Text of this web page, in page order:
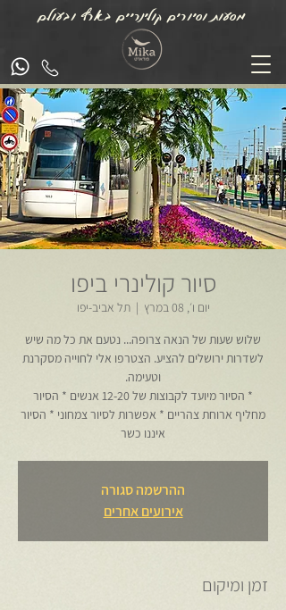
מסעות וסיורים קולינריים בארץ ובעולם
סיור קולינרי ביפו
יום ו׳, 08 במרץ
  |
תל אביב-יפו
שלוש שעות של הנאה צרופה... נטעם את כל מה שיש
לשדרות ירושלים להציע. הצטרפו אלי לחוייה מסקרנת
* הסיור מיועד לקבוצות של 12-20 אנשים * הסיור
מחליף ארוחת צהריים * אפשרות לסיור צמחוני * הסיור
איננו כשר
ההרשמה סגורה
אירועים אחרים
זמן ומיקום